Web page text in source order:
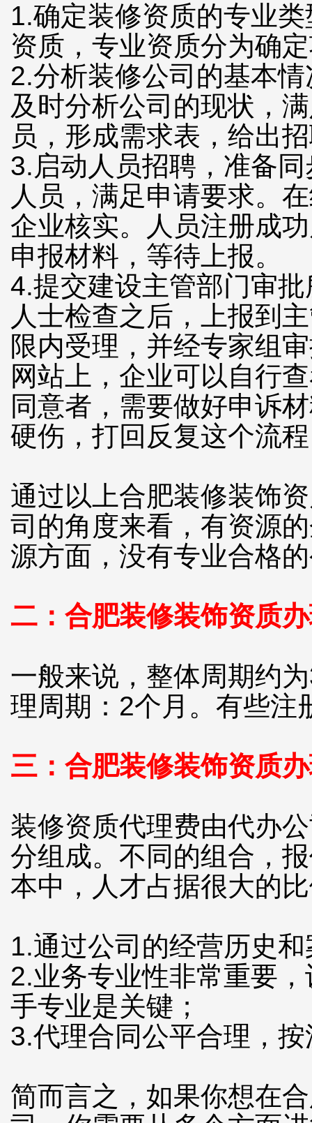
1.确定装修资质的专业
资质，专业资质分为确
2.分析装修公司的基本
及时分析公司的现状，
员，形成需求表，给出
3.启动人员招聘，准备
人员，满足申请要求。
企业核实。人员注册成
申报材料，等待上报。
4.提交建设主管部门审
人士检查之后，上报到
限内受理，并经专家组
网站上，企业可以自行
同意者，需要做好申诉
硬伤，打回反复这个流
通过以上合肥装修装饰
司的角度来看，有资源
源方面，没有专业合格
二：合肥装修装饰资质
一般来说，整体周期约
理周期：2个月。有些注
三：合肥装修装饰资质
装修资质代理费由代办
分组成。不同的组合，
本中，人才占据很大的
1.通过公司的经营历史
2.业务专业性非常重要
手专业是关键；
3.代理合同公平合理，
简而言之，如果你想在